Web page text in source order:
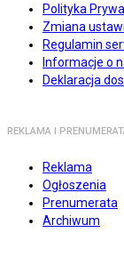
Polityka
Zmiana
Regulamin
Informacje o
Deklaracja
REKLAMA I
Reklama
Ogłoszenia
Prenumerata
Archiwum